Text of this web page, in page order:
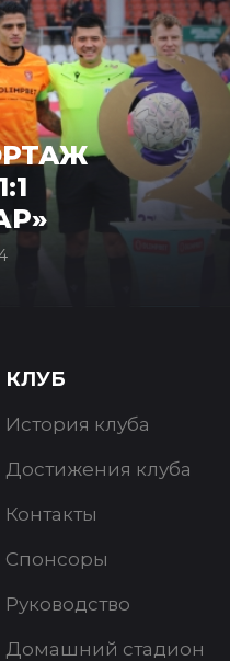
КЛУБ
История клуба
Достижения клуба
Контакты
Спонсоры
Руководство
Домашний стадион